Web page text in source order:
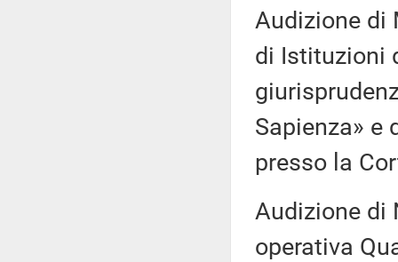
Audizione di
di Istituzioni
Sapienza» e
presso la
Audizione di
operativa